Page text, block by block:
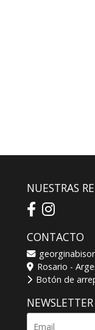
NUESTRAS
CONTACTO
Rosario -
Botón de
NEWSLETTER